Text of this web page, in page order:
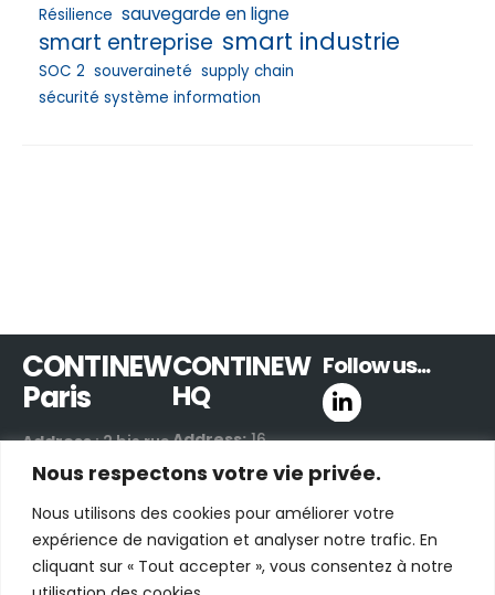
Nous respectons votre vie privée.
Nous utilisons des cookies pour améliorer votre
expérience de navigation et analyser notre trafic. En
cliquant sur « Tout accepter », vous consentez à notre
Résilience sauvegarde en ligne
smart entreprise smart industrie
SOC 2 souveraineté supply chain
sécurité système information
CONTINEW
Paris
Address: 2 bis rue
de Villiers
Perret | France
Email:contact us
by e-mail
CONTINEW
HQ
Address:16
Boulevard de
42300 Roanne |
France
Email: contact us
Follow us...